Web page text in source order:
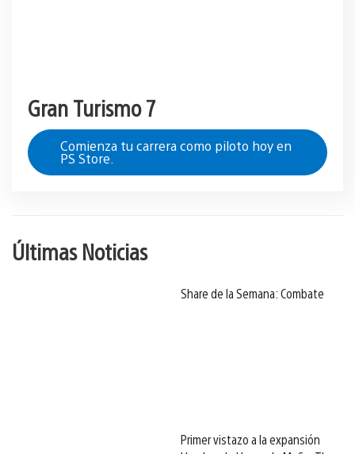
Gran Turismo 7
Comienza tu carrera como piloto hoy en
PS Store.
Últimas Noticias
Share de la Semana: Combate
Primer vistazo a la expansión